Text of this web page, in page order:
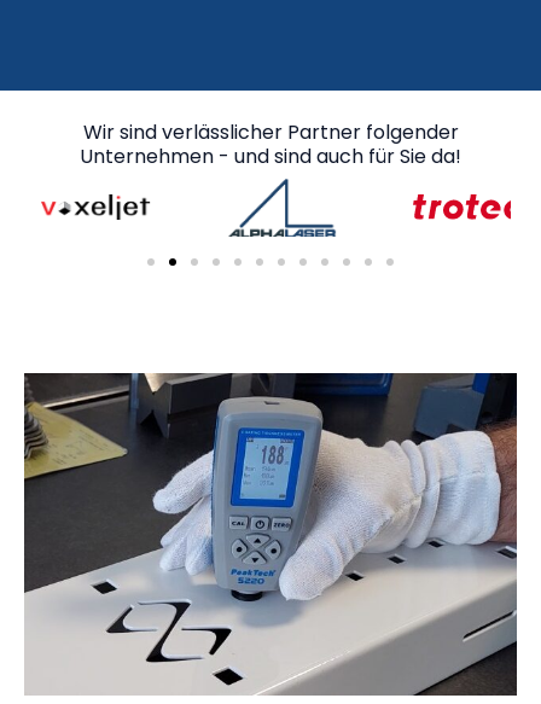
Wir sind verlässlicher Partner folgender
Unternehmen - und sind auch für Sie da!